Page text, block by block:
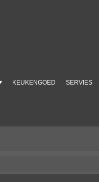
KEUKENGOED SERVIES